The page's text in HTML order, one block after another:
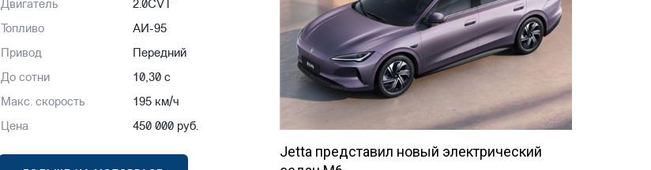
Двигатель 2.0CVT
Топливо АИ-95
Привод Передний
До сотни 10,30 с
Макс. скорость 195 км/ч
Цена 450 000 руб.
Jetta представил новый электрический